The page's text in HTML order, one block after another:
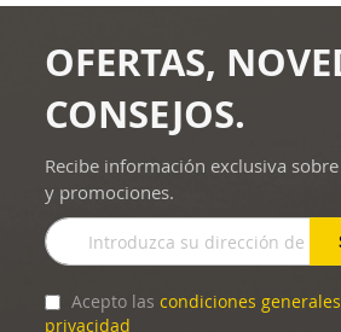
OFERTAS,
CONSEJOS.
Recibe información exclusiva
y promociones.
Inscríbase
a
boletín
de
Acepto lascondiciones generales
privacidad